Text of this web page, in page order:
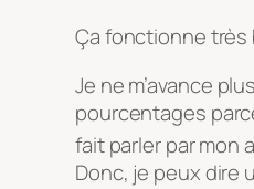
Ça fonctionne
Je ne m’avance
pourcentages
fait parler par mon
Donc, je peux dire